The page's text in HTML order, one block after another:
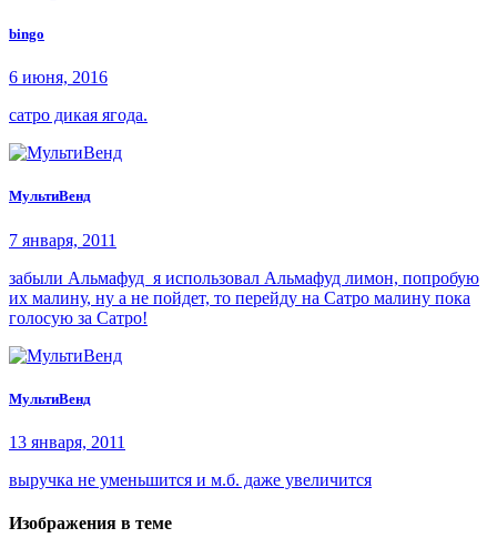
bingo
6 июня, 2016
сатро дикая ягода.
МультиВенд
7 января, 2011
забыли Альмафуд я использовал Альмафуд лимон, попробую
их малину, ну а не пойдет, то перейду на Сатро малину пока
голосую за Сатро!
МультиВенд
13 января, 2011
выручка не уменьшится и м.б. даже увеличится
Изображения в теме